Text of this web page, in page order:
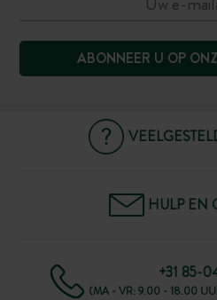
ABONNEER U OP
HULP EN
+31 85-
(MA - VR: 9.00 - 18.00